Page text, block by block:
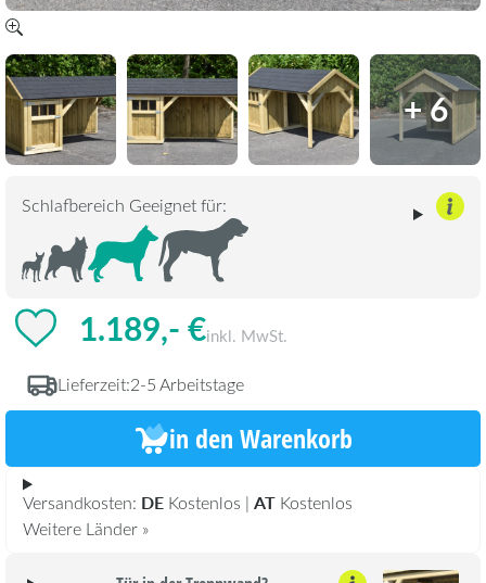
+ 6
Schlafbereich Geeignet für:
1.189,- €inkl. MwSt.
Lieferzeit:2-5 Arbeitstage
in den Warenkorb
Versandkosten: DE Kostenlos | AT Kostenlos
Weitere Länder »